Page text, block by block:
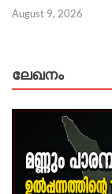
August 9, 2026
ലേഖനം